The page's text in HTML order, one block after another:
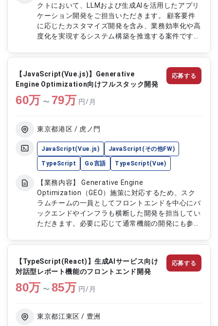
クトにおいて、LLMおよび生成AIを活用したアプリ
ケーション開発をご担当いただきます。 顧客要件
に応じたカスタマイズ開発を含み、業務効率化や高
度化を実現するシステム構築を推進する案件です。
発に加え、GCP環境でのシステム構築にも携わって
いただきます。 生成AI技術を活用した先進的なシス
テム開発ポジションです。 【作業内容】 ・LLMお
よび生成AIを活用したアプリケーション開発をご担
当いただきます ・顧客向けカスタマイズ機能の設
計および開発を実施いただきます ・Python、
発をご担当いただきます ・GCP、Docker、
施いただきます ・BigQuery、PostgreSQLを活用
したデータ連携および機能実装をご担当いただきま
す
【JavaScript(Vue.js)】Generative
Engine Optimization向けフルスタック開発
60万 〜 79万 円/月
東京都港区 / 虎ノ門
JavaScript(Vue.js) JavaScript(その他FW)
TypeScript Go言語 TypeScript(Vue)
【業務内容】 Generative Engine
Optimization（GEO）施策に対応するため、スク
ラムチームの一員としてフロントエンドを中心にバ
ックエンドやインフラも横断した開発を担当してい
ただきます。必要に応じて通常機能の開発にも参加
す。 【作業内容】 ・GEO関連機能のフロントエン
ド開発 ・バックエンドやインフラに関わる作業 ・
通常機能の開発参加 ・スクラムチームでのタスク
調整・実装 ・コードレビューや品質向上の対応 ・
技術調査や改善提案
応募する
【TypeScript(React)】生成AIサービス向け
対話型レポート機能のフロントエンド開発
80万 〜 85万 円/月
東京都江東区 / 豊洲
応募する